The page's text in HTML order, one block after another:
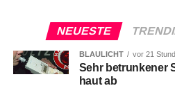
NEUESTE
BLAULICHT vor 21
Sehr betrunkener
haut ab